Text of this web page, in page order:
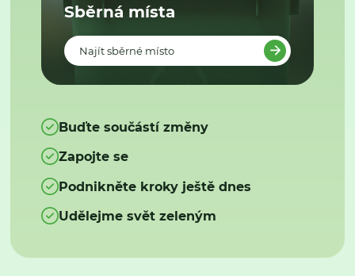
Sběrná místa
Najít sběrné místo
Buďte součástí změny
Zapojte se
Podnikněte kroky ještě dnes
Udělejme svět zeleným